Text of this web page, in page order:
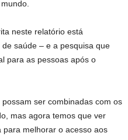
neste relatório está
saúde – e a pesquisa que
para as pessoas após o
ser combinadas com os
mas agora temos que ver
melhorar o acesso aos